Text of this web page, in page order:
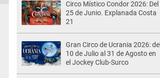
Circo Místico Condor 2026: Del
25 de Junio. Explanada Costa
21
Gran Circo de Ucrania 2026: del
10 de Julio al 31 de Agosto en
el Jockey Club-Surco